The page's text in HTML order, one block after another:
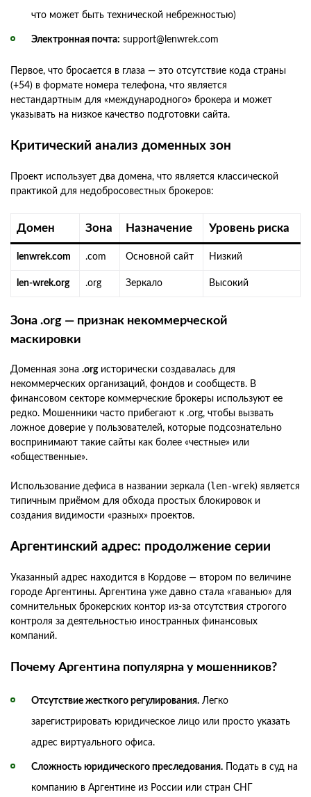
что может быть технической небрежностью)
Электронная почта: support@lenwrek.com
Первое, что бросается в глаза — это отсутствие кода страны
(+54) в формате номера телефона, что является
нестандартным для «международного» брокера и может
указывать на низкое качество подготовки сайта.
Критический анализ доменных зон
Проект использует два домена, что является классической
практикой для недобросовестных брокеров:
Домен Зона Назначение Уровень риска
lenwrek.com .com Основной сайт Низкий
len-wrek.org .org Зеркало Высокий
Зона .org — признак некоммерческой
маскировки
Доменная зона .orgисторически создавалась для
некоммерческих организаций, фондов и сообществ. В
финансовом секторе коммерческие брокеры используют ее
редко. Мошенники часто прибегают к .org, чтобы вызвать
ложное доверие у пользователей, которые подсознательно
воспринимают такие сайты как более «честные» или
«общественные».
Использование дефиса в названии зеркала (len-wrek) является
типичным приёмом для обхода простых блокировок и
создания видимости «разных» проектов.
Аргентинский адрес: продолжение серии
Указанный адрес находится в Кордове — втором по величине
городе Аргентины. Аргентина уже давно стала «гаванью» для
сомнительных брокерских контор из-за отсутствия строгого
контроля за деятельностью иностранных финансовых
компаний.
Почему Аргентина популярна у мошенников?
Отсутствие жесткого регулирования. Легко
зарегистрировать юридическое лицо или просто указать
адрес виртуального офиса.
Сложность юридического преследования. Подать в суд на
компанию в Аргентине из России или стран СНГ